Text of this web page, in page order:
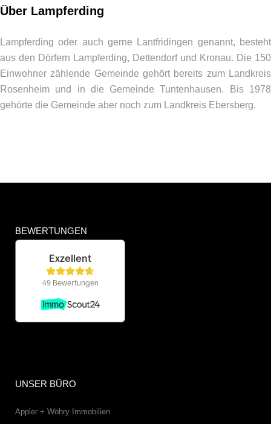
Über Lampferding
Lampferding oder auch gerne Lantfridingen genannt, besteht
aus den Dörfern Lampferding, Dettendorf und Kronau. Die 150
Einwohner zählende Gemeinde gehört bereits zum Landkreis
Rosenheim und in die Gemeinde Tuntenhausen. Bis 1978
gehörte die Gemeinde aber noch zum Landkreis Ebersberg.
BEWERTUNGEN
UNSER BÜRO
Appler + Wöhry Immobilien